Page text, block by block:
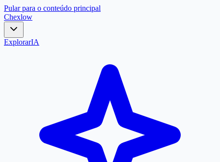
Pular para o conteúdo principal
Chexlow
ExplorarIA